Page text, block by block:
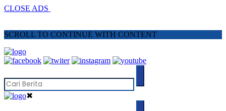
CLOSE ADS
SCROLL TO CONTINUE WITH CONTENT
✖